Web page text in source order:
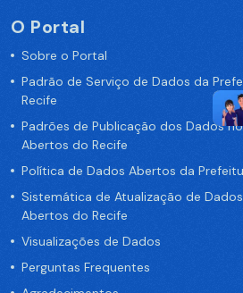
O Portal
Sobre o Portal
Padrão de Serviço de Dados da
Recife
Padrões de Publicação dos Dados
Abertos do Recife
Política de Dados Abertos da
Sistemática de Atualização de
Abertos do Recife
Visualizações de Dados
Perguntas Frequentes